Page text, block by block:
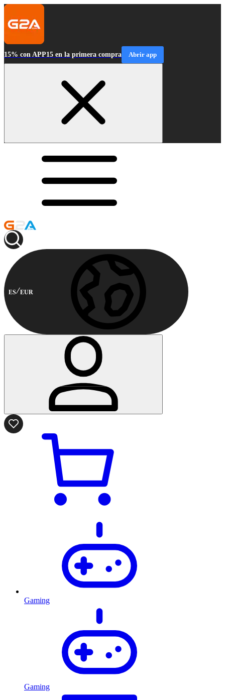
15% con APP15 en la primera compra Abrir app
ES EUR
Gaming
Gaming